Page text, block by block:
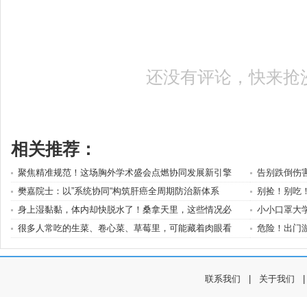
还没有评论，快来抢
相关推荐：
聚焦精准规范！这场胸外学术盛会点燃协同发展新引擎
告别跌倒伤
樊嘉院士：以”系统协同“构筑肝癌全周期防治新体系
别捡！别吃
身上湿黏黏，体内却快脱水了！桑拿天里，这些情况必
小小口罩大
很多人常吃的生菜、卷心菜、草莓里，可能藏着肉眼看
危险！出门
联系我们 关于我们